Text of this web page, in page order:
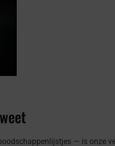
— is onze